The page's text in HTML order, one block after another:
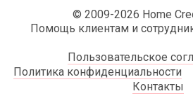
© 2009-2026 Home
Помощь клиентам и
Пользовательское
Политика конфиденциальности
Контакты